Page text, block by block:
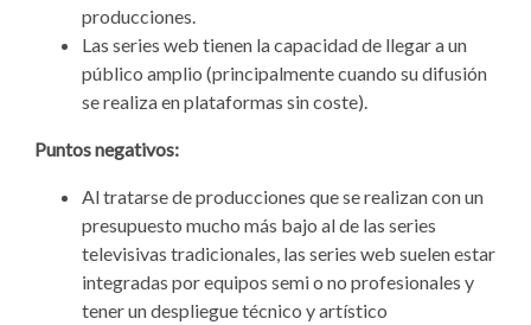
producciones.
Las series web tienen la capacidad de llegar a un
público amplio (principalmente cuando su difusión
se realiza en plataformas sin coste).
Puntos negativos:
Al tratarse de producciones que se realizan con un
presupuesto mucho más bajo al de las series
televisivas tradicionales, las series web suelen estar
integradas por equipos semi o no profesionales y
tener un despliegue técnico y artístico